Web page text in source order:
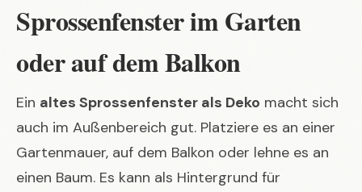
Sprossenfenster im Garten
oder auf dem Balkon
Ein altes Sprossenfenster als Deko macht sich
auch im Außenbereich gut. Platziere es an einer
Gartenmauer, auf dem Balkon oder lehne es an
einen Baum. Es kann als Hintergrund für